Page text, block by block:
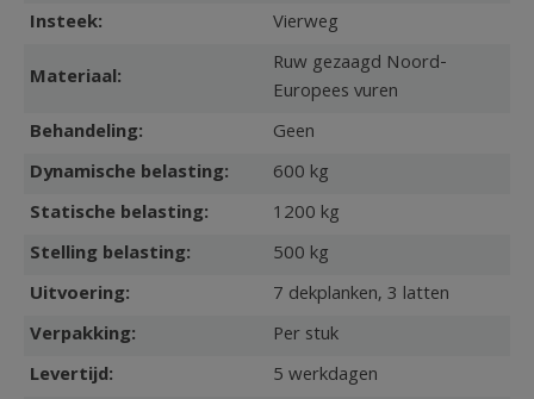
Insteek:
Vierweg
Materiaal:
Ruw gezaagd Noord-
Europees vuren
Behandeling:
Geen
Dynamische belasting:
600 kg
Statische belasting:
1200 kg
Stelling belasting:
500 kg
Uitvoering:
7 dekplanken, 3 latten
Verpakking:
Per stuk
Levertijd:
5 werkdagen